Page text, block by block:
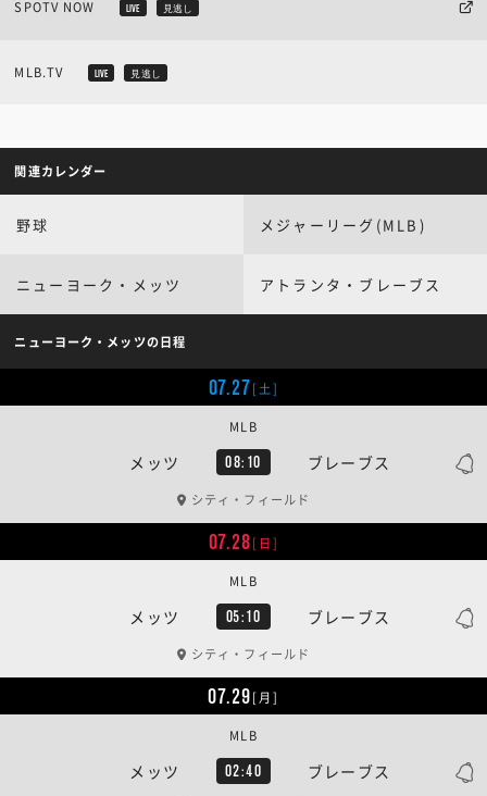
SPOTV NOW LIVE 見逃し
MLB.TV LIVE 見逃し
関連カレンダー
野球 メジャーリーグ(MLB)
ニューヨーク・メッツ アトランタ・ブレーブス
ニューヨーク・メッツの日程
07.27[土]
メッツ 08:10 ブレーブス
MLB
シティ・フィールド
07.28[日]
メッツ 05:10 ブレーブス
MLB
シティ・フィールド
07.29[月]
メッツ 02:40 ブレーブス
MLB